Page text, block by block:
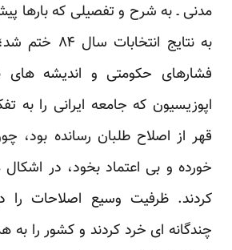
مدنی ـ به شرح و تفصیلی که بارها
به نتایج
فشارهای حکومتی و اندیشه های
اپوزیسیون که جامعه ایرانی را به
قهر از اصلاح طلبان رسانده
خورده و بی اعتماد بخود، در اشکال
کردند. ظرفیت وسیع اصلاحات را
چندگانه ای خرد کردند و کشور را به